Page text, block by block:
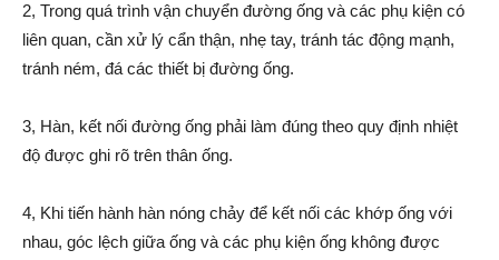
2, Trong quá trình vận chuyển đường ống và các phụ kiện có
liên quan, cần xử lý cẩn thận, nhẹ tay, tránh tác động mạnh,
tránh ném, đá các thiết bị đường ống.
3, Hàn, kết nối đường ống phải làm đúng theo quy định nhiệt
độ được ghi rõ trên thân ống.
4, Khi tiến hành hàn nóng chảy để kết nối các khớp ống với
nhau, góc lệch giữa ống và các phụ kiện ống không được